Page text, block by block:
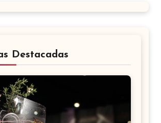
Destacadas